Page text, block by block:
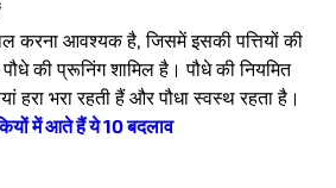
करना आवश्यक है, जिसमें इसकी पत्तियों की
की प्रूनिंग शामिल है। पौधे की नियमित
हरा भरा रहती हैं और पौधा स्वस्थ रहता है।
में आते हैं ये 10 बदलाव